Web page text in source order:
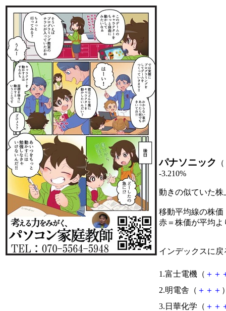
パナソニック （
-3.210%
動きの似ていた
移動平均線の株価
赤＝株価が平均
インデックスに戻
1.富士電機（ ＋ ＋
2.明電舎（ ＋ ＋ ＋
3.日華化学（ ＋ ＋